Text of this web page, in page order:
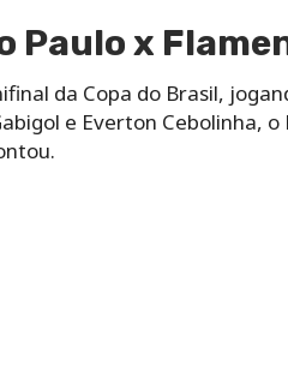
Paulo x
da Copa do Brasil,
e Everton Cebolinha,